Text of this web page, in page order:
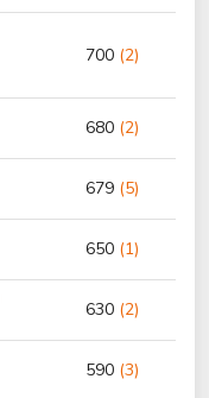
700 (2)
680 (2)
679 (5)
650 (1)
630 (2)
590 (3)